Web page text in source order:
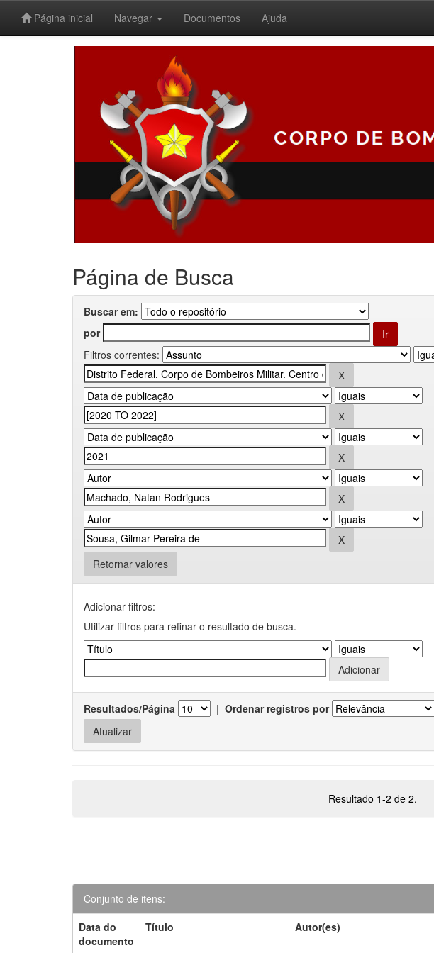
Página inicial Navegar Documentos Ajuda
Página de Busca
Buscar em:
por
Filtros correntes:
Retornar valores
Adicionar filtros:
Utilizar filtros para refinar o resultado de busca.
Resultados/Página | Ordenar registros por
Resultado 1-2 de 2.
Conjunto de itens:
Data do
documento
Título Autor(es)